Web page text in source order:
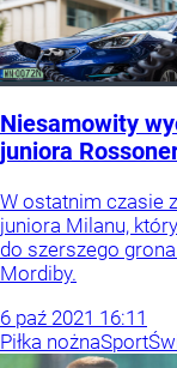
Niesamowity
juniora
W ostatnim czasie
juniora Milanu,
do szerszego
Mordiby.
6 paź 2021 16:11
Piłka nożnaSport